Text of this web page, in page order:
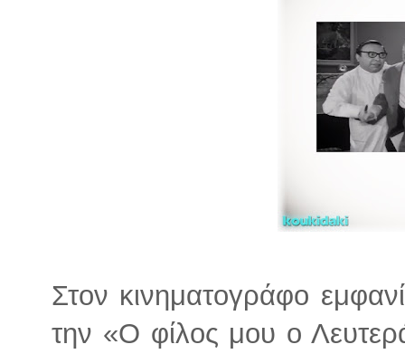
Στον κινηματογράφο
την «Ο φίλος μου ο